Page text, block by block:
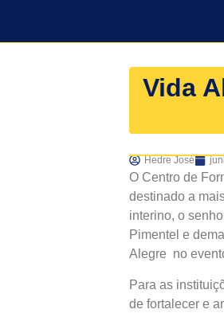
Vida
Hedre José
O Centro de
destinado a
interino, o
Pimentel e
Alegre no
Para as
de fortalecer e